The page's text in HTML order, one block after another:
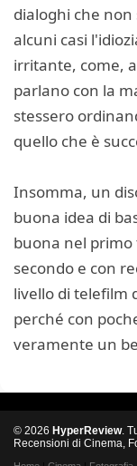
dialoghi che non
alcuni casi
irritante, come,
parlano con la
stessero
quello che è
Insomma, un
buona idea di
buona nel
secondo e con
livello di telefilm
perché con
veramente un
© 2026 HyperReview.
Recensioni di Cinema,